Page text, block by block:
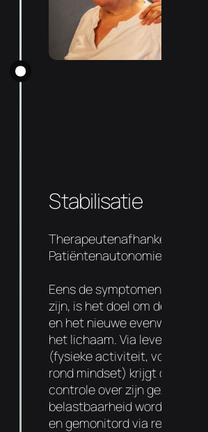
Stabilisatie
Therapeutenafhankelijkheid
Patiëntenautonomie 50%
Eens de symptomen en
zijn, is het doel om de basis
en het nieuwe evenwicht te
het lichaam. Via levensstijl
(fysieke activiteit,
rond mindset) krijgt de
controle over zijn
belastbaarheid wordt
en gemonitord via